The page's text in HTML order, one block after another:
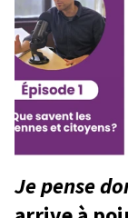
Je pense